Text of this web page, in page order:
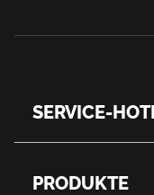
SERVICE-
PRODUKTE